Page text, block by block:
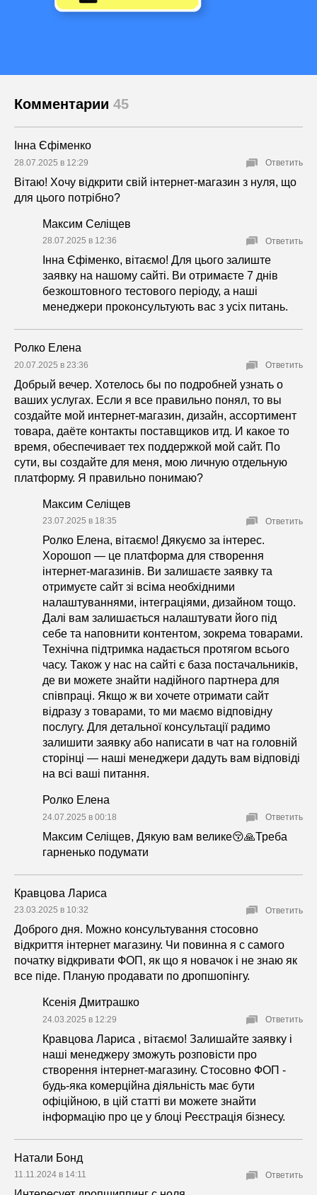
Комментарии 45
Інна Єфіменко
28.07.2025 в 12:29
Вітаю! Хочу відкрити свій інтернет-магазин з нуля, що
для цього потрібно?
Ответить
Максим Селіщев
28.07.2025 в 12:36
Інна Єфіменко, вітаємо! Для цього залиште
заявку на нашому сайті. Ви отримаєте 7 днів
безкоштовного тестового періоду, а наші
менеджери проконсультують вас з усіх питань.
Ответить
Ролко Елена
20.07.2025 в 23:36
Добрый вечер. Хотелось бы по подробней узнать о
ваших услугах. Если я все правильно понял, то вы
создайте мой интернет-магазин, дизайн, ассортимент
товара, даёте контакты поставщиков итд. И какое то
время, обеспечивает тех поддержкой мой сайт. По
сути, вы создайте для меня, мою личную отдельную
платформу. Я правильно понимаю?
Ответить
Максим Селіщев
23.07.2025 в 18:35
Ролко Елена, вітаємо! Дякуємо за інтерес.
Хорошоп — це платформа для створення
інтернет-магазинів. Ви залишаєте заявку та
отримуєте сайт зі всіма необхідними
налаштуваннями, інтеграціями, дизайном тощо.
Далі вам залишається налаштувати його під
себе та наповнити контентом, зокрема товарами.
Технічна підтримка надається протягом всього
часу. Також у нас на сайті є база постачальників,
де ви можете знайти надійного партнера для
співпраці. Якщо ж ви хочете отримати сайт
відразу з товарами, то ми маємо відповідну
послугу. Для детальної консультації радимо
залишити заявку або написати в чат на головній
сторінці — наші менеджери дадуть вам відповіді
на всі ваші питання.
Ответить
Ролко Елена
24.07.2025 в 00:18
Максим Селіщев, Дякую вам велике😚🙏Треба
гарненько подумати
Ответить
Кравцова Лариса
23.03.2025 в 10:32
Доброго дня. Можно консультування стосовно
відкриття інтернет магазину. Чи повинна я с самого
початку відкривати ФОП, як що я новачок і не знаю як
все піде. Планую продавати по дропшопінгу.
Ответить
Ксенія Дмитрашко
24.03.2025 в 12:29
Кравцова Лариса , вітаємо! Залишайте заявку і
наші менеджеру зможуть розповісти про
створення інтернет-магазину. Стосовно ФОП -
будь-яка комерційна діяльність має бути
офіційною, в цій статті ви можете знайти
інформацію про це у блоці Реєстрація бізнесу.
Ответить
Натали Бонд
11.11.2024 в 14:11 Ответить